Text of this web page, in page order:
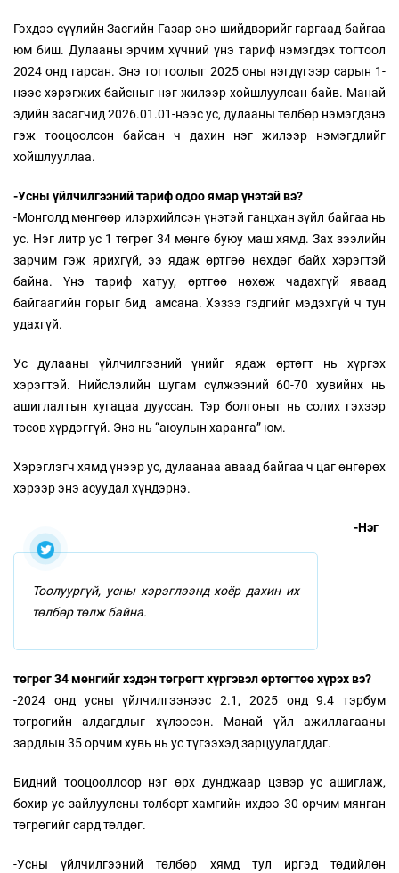
Гэхдээ сүүлийн Засгийн Газар энэ шийдвэрийг гаргаад байгаа
юм биш. Дулааны эрчим хүчний үнэ тариф нэмэгдэх тогтоол
2024 онд гарсан. Энэ тогтоолыг 2025 оны нэгдүгээр сарын 1-
нээс хэрэгжих байсныг нэг жилээр хойшлуулсан байв. Манай
эдийн засагчид 2026.01.01-нээс ус, дулааны төлбөр нэмэгдэнэ
гэж тооцоолсон байсан ч дахин нэг жилээр нэмэгдлийг
хойшлууллаа.
-Усны үйлчилгээний тариф одоо ямар үнэтэй вэ?
-Монголд мөнгөөр илэрхийлсэн үнэтэй ганцхан зүйл байгаа нь
ус. Нэг литр ус 1 төгрөг 34 мөнгө буюу маш хямд. Зах зээлийн
зарчим гэж ярихгүй, ээ ядаж өртгөө нөхдөг байх хэрэгтэй
байна. Үнэ тариф хатуу, өртгөө нөхөж чадахгүй яваад
байгаагийн горыг бид амсана. Хэзээ гэдгийг мэдэхгүй ч тун
удахгүй.
Ус дулааны үйлчилгээний үнийг ядаж өртөгт нь хүргэх
хэрэгтэй. Нийслэлийн шугам сүлжээний 60-70 хувийнх нь
ашиглалтын хугацаа дууссан. Тэр болгоныг нь солих гэхээр
төсөв хүрдэггүй. Энэ нь “аюулын харанга” юм.
Хэрэглэгч хямд үнээр ус, дулаанаа аваад байгаа ч цаг өнгөрөх
хэрээр энэ асуудал хүндэрнэ.
Тоолуургүй, усны хэрэглээнд хоёр дахин их
төлбөр төлж байна.
-Нэг
төгрөг 34 мөнгийг хэдэн төгрөгт хүргэвэл өртөгтөө хүрэх вэ?
-2024 онд усны үйлчилгээнээс 2.1, 2025 онд 9.4 тэрбум
төгрөгийн алдагдлыг хүлээсэн. Манай үйл ажиллагааны
зардлын 35 орчим хувь нь ус түгээхэд зарцуулагддаг.
Бидний тооцооллоор нэг өрх дунджаар цэвэр ус ашиглаж,
бохир ус зайлуулсны төлбөрт хамгийн ихдээ 30 орчим мянган
төгрөгийг сард төлдөг.
-Усны үйлчилгээний төлбөр хямд тул иргэд төдийлөн